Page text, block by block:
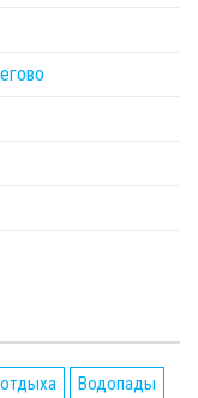
Водопады